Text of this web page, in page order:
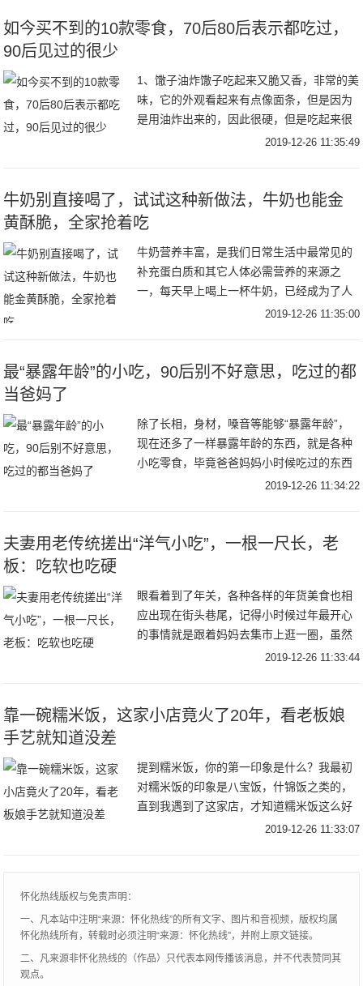
如今买不到的10款零食，70后80后表示都吃过，
90后见过的很少
1、馓子油炸馓子吃起来又脆又香，非常的美
味，它的外观看起来有点像面条，但是因为
是用油炸出来的，因此很硬，但是吃起来很
香。以前在逢年过节的时候，家里面都会买
2019-12-26 11:35:49
牛奶别直接喝了，试试这种新做法，牛奶也能金
黄酥脆，全家抢着吃
牛奶营养丰富，是我们日常生活中最常见的
补充蛋白质和其它人体必需营养的来源之
一，每天早上喝上一杯牛奶，已经成为了人
们健康生活的一部分。但是牛奶无色无味，
2019-12-26 11:35:00
最“暴露年龄”的小吃，90后别不好意思，吃过的都
当爸妈了
除了长相，身材，嗓音等能够“暴露年龄”，
现在还多了一样暴露年龄的东西，就是各种
小吃零食，毕竟爸爸妈妈小时候吃过的东西
和我们小时候的不一样，我们小时候吃过的
2019-12-26 11:34:22
夫妻用老传统搓出“洋气小吃”，一根一尺长，老
板：吃软也吃硬
眼看着到了年关，各种各样的年货美食也相
应出现在街头巷尾，记得小时候过年最开心
的事情就是跟着妈妈去集市上逛一圈，虽然
说大部分情况之下都被妈妈当作廉价劳动
2019-12-26 11:33:44
靠一碗糯米饭，这家小店竟火了20年，看老板娘
手艺就知道没差
提到糯米饭，你的第一印象是什么？我最初
对糯米饭的印象是八宝饭，什锦饭之类的，
直到我遇到了这家店，才知道糯米饭这么好
吃。小店开业之际已经差不多有20年左右的
2019-12-26 11:33:07
怀化热线版权与免责声明：
一、凡本站中注明“来源：怀化热线”的所有文字、图片和音视频，版权均属
怀化热线所有，转载时必须注明“来源：怀化热线”，并附上原文链接。
二、凡来源非怀化热线的（作品）只代表本网传播该消息，并不代表赞同其
观点。